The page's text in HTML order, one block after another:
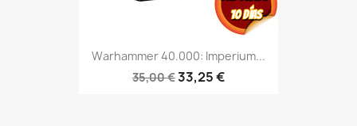
Warhammer 40.000: Imperium...
35,00 €33,25 €